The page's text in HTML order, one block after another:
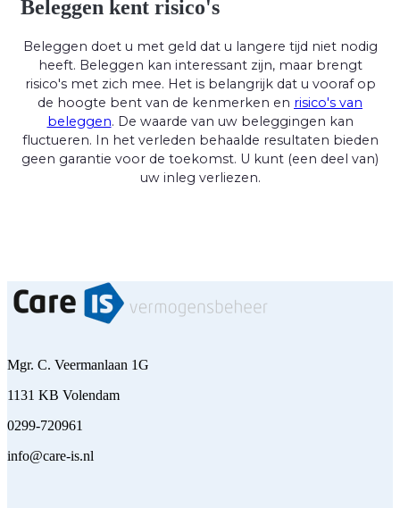
Beleggen kent risico's
Beleggen doet u met geld dat u langere tijd niet nodig
heeft. Beleggen kan interessant zijn, maar brengt
risico's met zich mee. Het is belangrijk dat u vooraf op
de hoogte bent van de kenmerken en risico's van
beleggen. De waarde van uw beleggingen kan
fluctueren. In het verleden behaalde resultaten bieden
geen garantie voor de toekomst. U kunt (een deel van)
uw inleg verliezen.
Mgr. C. Veermanlaan 1G
1131 KB Volendam
0299-720961
info@care-is.nl